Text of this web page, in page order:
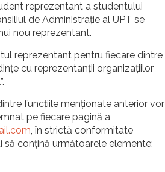
reprezentant a studentului
de Administrație al UPT se
nou reprezentant.
reprezentant pentru fiecare dintre
cu reprezentanții organizațiilor
funcțiile menționate anterior vor
pe fiecare pagină a
, în strictă conformitate
să conțină următoarele elemente: